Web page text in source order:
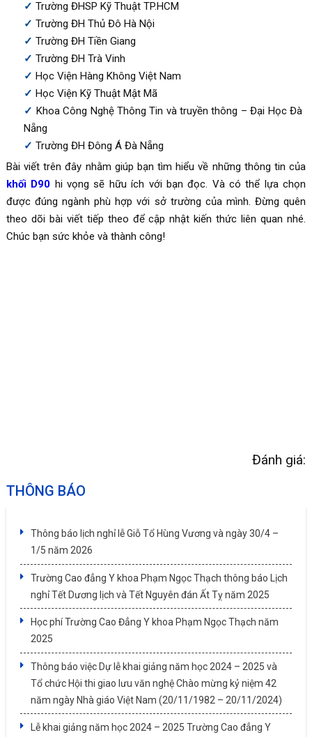
Trường ĐHSP Kỹ Thuật TP.HCM
Trường ĐH Thủ Đô Hà Nội
Trường ĐH Tiền Giang
Trường ĐH Trà Vinh
Học Viện Hàng Không Việt Nam
Học Viện Kỹ Thuật Mật Mã
Khoa Công Nghệ Thông Tin và truyền thông – Đại Học Đà
Nẵng
Trường ĐH Đông Á Đà Nẵng
Bài viết trên đây nhằm giúp bạn tìm hiểu về những thông tin của
khối D90 hi vọng sẽ hữu ích với bạn đọc. Và có thể lựa chọn
được đúng ngành phù hợp với sở trường của mình. Đừng quên
theo dõi bài viết tiếp theo để cập nhật kiến thức liên quan nhé.
Chúc bạn sức khỏe và thành công!
Đánh giá:
THÔNG BÁO
Thông báo lịch nghỉ lễ Giỗ Tổ Hùng Vương và ngày 30/4 –
1/5 năm 2026
Trường Cao đẳng Y khoa Phạm Ngọc Thạch thông báo Lịch
nghỉ Tết Dương lịch và Tết Nguyên đán Ất Tỵ năm 2025
Học phí Trường Cao Đẳng Y khoa Phạm Ngọc Thạch năm
2025
Thông báo việc Dự lễ khai giảng năm học 2024 – 2025 và
Tổ chức Hội thi giao lưu văn nghệ Chào mừng kỷ niệm 42
năm ngày Nhà giáo Việt Nam (20/11/1982 – 20/11/2024)
Lễ khai giảng năm học 2024 – 2025 Trường Cao đẳng Y